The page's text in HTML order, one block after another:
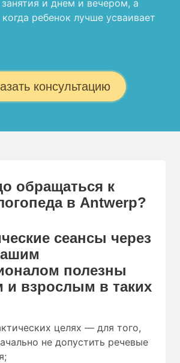
и днем и вечером, а
ребенок лучше усваивает
консультацию
обращаться к
в Antwerp?
сеансы через
полезны
взрослым в таких
целях — для того,
не допустить речевые